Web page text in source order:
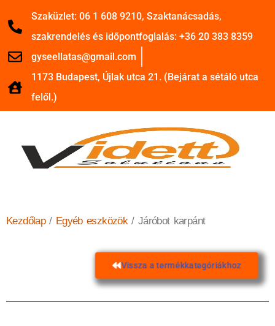
Szaküzlet: 06 1 608 9210, Szaktanácsadás,
szakrendelés és időpontfoglalás: +36 20 383 8359
gyseellatas@gmail.com
1173 Budapest, Újlak utca 21. (Bejárat a sétáló utca
felől.)
Kezdőlap/ Egyéb eszközök/ Járóbot karpánt
Vissza a termékkategóriákhoz